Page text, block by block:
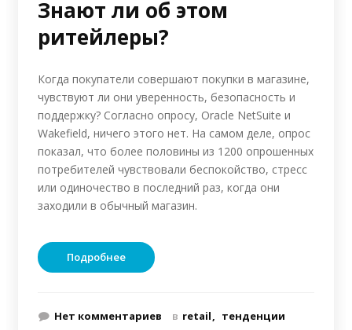
Знают ли об этом
ритейлеры?
Когда покупатели совершают покупки в магазине,
чувствуют ли они уверенность, безопасность и
поддержку? Согласно опросу, Oracle NetSuite и
Wakefield, ничего этого нет. На самом деле, опрос
показал, что более половины из 1200 опрошенных
потребителей чувствовали беспокойство, стресс
или одиночество в последний раз, когда они
заходили в обычный магазин.
Подробнее
Нет комментариев в retail тенденции